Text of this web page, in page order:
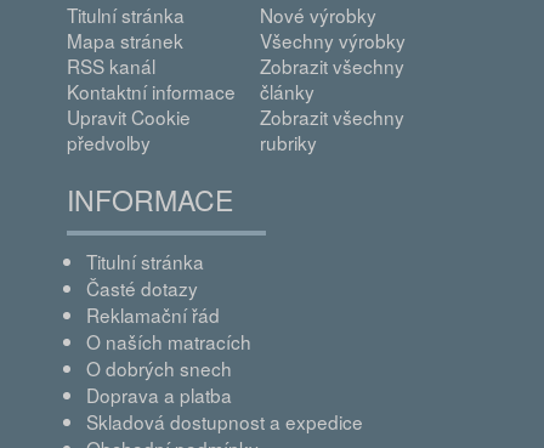
Titulní stránka
Mapa stránek
RSS kanál
Kontaktní informace
Upravit Cookie
předvolby
Nové výrobky
Všechny výrobky
Zobrazit všechny
články
Zobrazit všechny
rubriky
INFORMACE
Titulní stránka
Časté dotazy
Reklamační řád
O naších matracích
O dobrých snech
Doprava a platba
Skladová dostupnost a expedice